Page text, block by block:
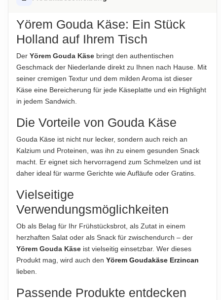
-davon gesättigte Fettsäuren
Eiweiß
Salz
Hinweis zur Haftung: Für die vorstehenden Angaben wird keine Haftung
Produktverpackung; nur diese sind verbindlich.
AUFBEWAHRUNGSHINWEIS
Kühl bei +2°C bis +7°C lagern
HERKUNFTSLAND
Niederlande
HINWEIS
Für die vorstehenden Angaben wird keine Haftung
ABTROPFGEWICHT
175g
NETTOFÜLLMENGE
HERSTELLER
FrieslandCampina, Stationsplein 4, 3818 LE Amersfoort,
Niederlande
Wiedenbrück, Deutschland
Hinweis zur Haftung: Für die vorstehenden Angaben wird keine Haftung
Yörem Gouda Käse: Ein Stück
Holland auf Ihrem Tisch
Der Yörem Gouda Käse bringt den authentischen
Geschmack der Niederlande direkt zu Ihnen nach Hause. Mit
seiner cremigen Textur und dem milden Aroma ist dieser
Käse eine Bereicherung für jede Käseplatte und ein Highlight
in jedem Sandwich.
Die Vorteile von Gouda Käse
Gouda Käse ist nicht nur lecker, sondern auch reich an
Kalzium und Proteinen, was ihn zu einem gesunden Snack
macht. Er eignet sich hervorragend zum Schmelzen und ist
daher ideal für warme Gerichte wie Aufläufe oder Gratins.
Vielseitige
Verwendungsmöglichkeiten
Ob als Belag für Ihr Frühstücksbrot, als Zutat in einem
herzhaften Salat oder als Snack für zwischendurch – der
Yörem Gouda Käse ist vielseitig einsetzbar. Wer dieses
Produkt mag, wird auch den Yörem Goudakäse Erzincan
lieben.
Passende Produkte entdecken